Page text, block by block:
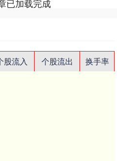
已加载完成
股流入 个股流出 换手率